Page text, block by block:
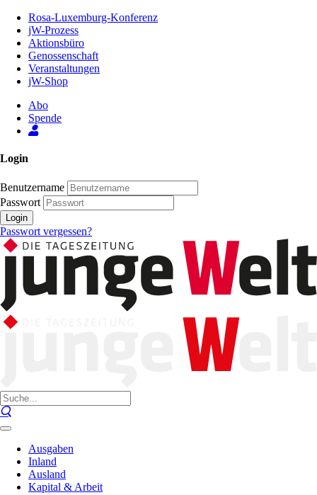
Inhalt
Seite
Rosa-Luxemburg-Konferenz
jW-Prozess
Aktionsbüro
Genossenschaft
Veranstaltungen
jW-Shop
Abo
Spende
Login
Benutzername
Passwort
Login
Passwort vergessen?
Ausgaben
Inland
Ausland
Kapital & Arbeit